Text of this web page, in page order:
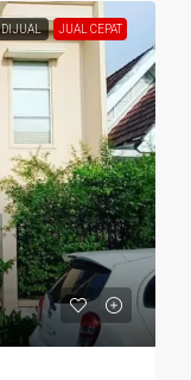
DIJUAL JUAL CEPAT